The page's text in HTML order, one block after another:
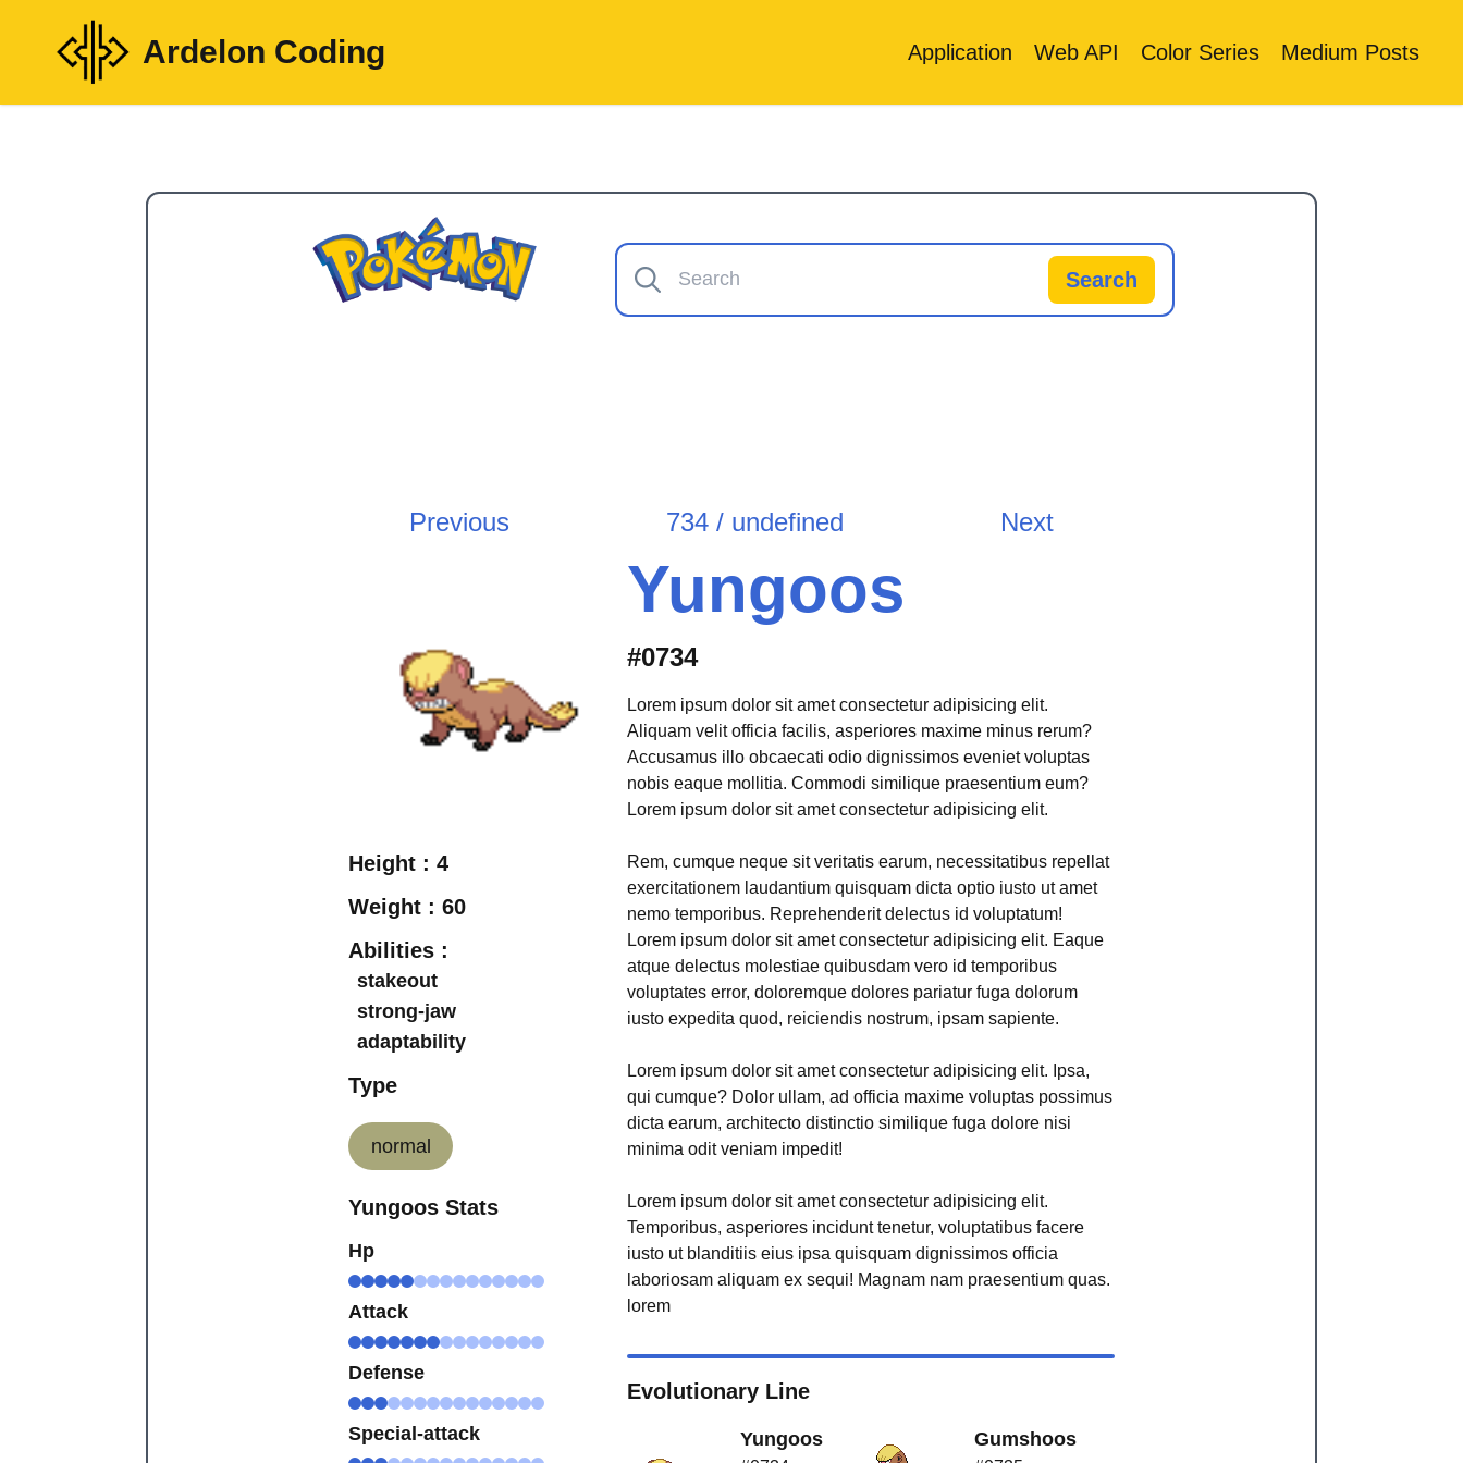
Ardelon Coding Application Web API Color Series Medium Posts
Search
Previous 734 / undefined Next
Height :4
Weight :60
Abilities :
stakeout
strong-jaw
adaptability
Type
normal
Yungoos Stats
Hp
Attack
Defense
Special-attack
Yungoos
#0734
Lorem ipsum dolor sit amet consectetur adipisicing elit.
Aliquam velit officia facilis, asperiores maxime minus rerum?
Accusamus illo obcaecati odio dignissimos eveniet voluptas
nobis eaque mollitia. Commodi similique praesentium eum?
Lorem ipsum dolor sit amet consectetur adipisicing elit.
Rem, cumque neque sit veritatis earum, necessitatibus repellat
exercitationem laudantium quisquam dicta optio iusto ut amet
nemo temporibus. Reprehenderit delectus id voluptatum!
Lorem ipsum dolor sit amet consectetur adipisicing elit. Eaque
atque delectus molestiae quibusdam vero id temporibus
voluptates error, doloremque dolores pariatur fuga dolorum
iusto expedita quod, reiciendis nostrum, ipsam sapiente.
Lorem ipsum dolor sit amet consectetur adipisicing elit. Ipsa,
qui cumque? Dolor ullam, ad officia maxime voluptas possimus
dicta earum, architecto distinctio similique fuga dolore nisi
minima odit veniam impedit!
Lorem ipsum dolor sit amet consectetur adipisicing elit.
Temporibus, asperiores incidunt tenetur, voluptatibus facere
iusto ut blanditiis eius ipsa quisquam dignissimos officia
laboriosam aliquam ex sequi! Magnam nam praesentium quas.
lorem
Evolutionary Line
Yungoos Gumshoos